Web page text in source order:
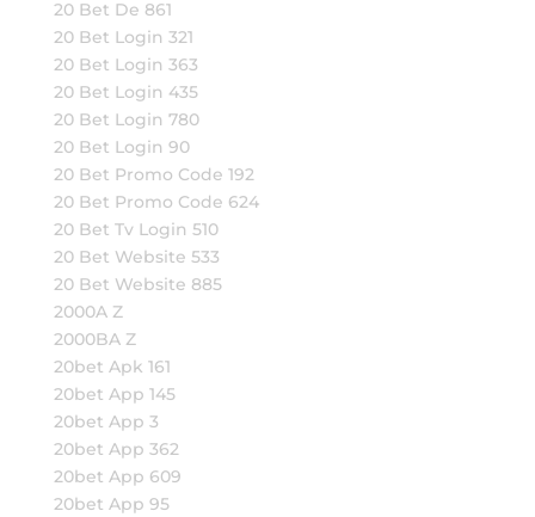
20 Bet De 861
20 Bet Login 321
20 Bet Login 363
20 Bet Login 435
20 Bet Login 780
20 Bet Login 90
20 Bet Promo Code 192
20 Bet Promo Code 624
20 Bet Tv Login 510
20 Bet Website 533
20 Bet Website 885
2000A Z
2000BA Z
20bet Apk 161
20bet App 145
20bet App 3
20bet App 362
20bet App 609
20bet App 95